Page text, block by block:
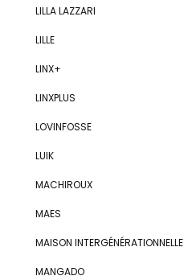
LILLA LAZZARI
LILLE
LINX+
LINXPLUS
LOVINFOSSE
LUIK
MACHIROUX
MAES
MAISON INTERGÉNÉRATIONNELLE
MANGADO